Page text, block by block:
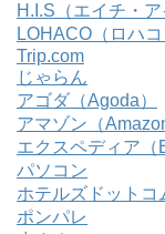
H.I.S（エイチ・ア
LOHACO（ロハコ
Trip.com
じゃらん
アゴダ（Agoda）
アマゾン（
エクスペディア（
パソコン
ホテルズドットコ
ポンパレ